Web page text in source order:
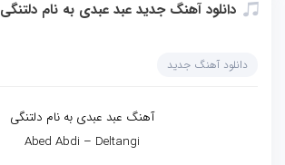
دانلود آهنگ جدید عبد عبدی به نام دلتنگی
دانلود آهنگ جدید
آهنگ عبد عبدی به نام دلتنگی
Abed Abdi – Deltangi